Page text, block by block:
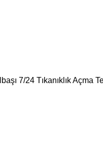
7/24 Tıkanıklık Açma